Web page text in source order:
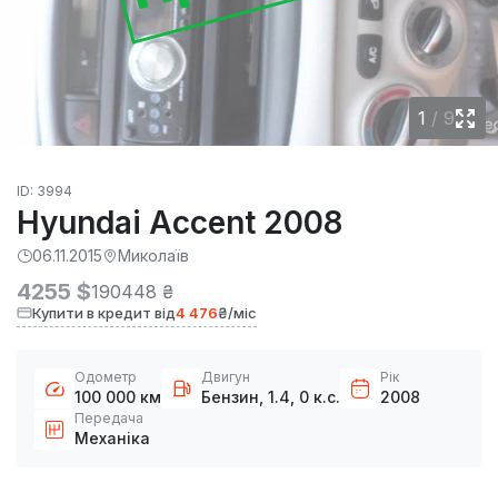
1 / 9
ID: 3994
Hyundai Accent 2008
06.11.2015 Миколаїв
4255 $190448 ₴
Купити в кредит від4 476₴/міс
Одометр
100 000 км
Двигун
Бензин, 1.4, 0 к.с.
Рік
2008
Передача
Механіка